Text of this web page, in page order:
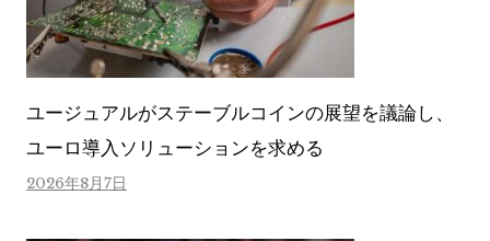
ユージュアルがステーブルコインの展望を議論し、
ユーロ導入ソリューションを求める
2026年8月7日